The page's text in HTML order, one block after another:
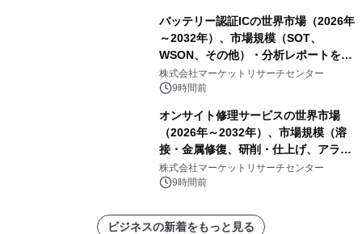
バッテリー認証ICの世界市場（2026年
～2032年）、市場規模（SOT、
WSON、その他）・分析レポートを発
表
株式会社マーケットリサーチセンター
9時間前
オンサイト修理サービスの世界市場
（2026年～2032年）、市場規模（溶
接・金属修復、研削・仕上げ、アライ
メント、その他）・分析レポートを発
表
株式会社マーケットリサーチセンター
9時間前
ビジネスの新着をもっと見る